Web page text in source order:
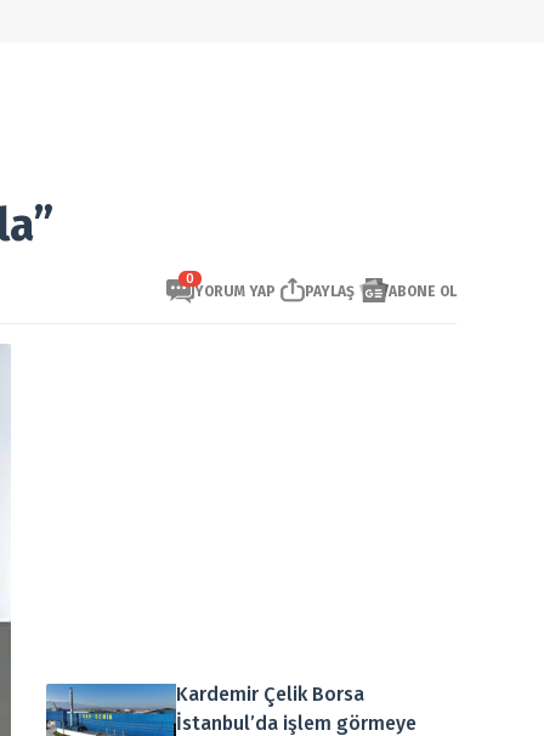
0
YORUM YAP PAYLAŞ ABONE OL
Kardemir Çelik Borsa
İstanbul’da işlem görmeye